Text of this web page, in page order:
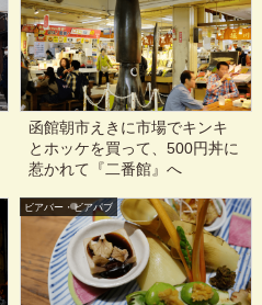
函館朝市えきに市場でキンキ
とホッケを買って、500円丼に
惹かれて『二番館』へ
ビアバー・ビアパブ